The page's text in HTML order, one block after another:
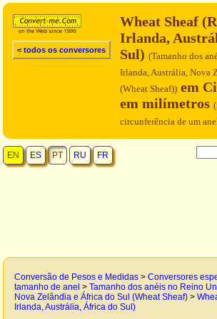
< todos os conversores
Wheat Sheaf
Irlanda,
Sul) (Tamanho dos
Irlanda, Austrália, Nova
(Wheat Sheaf)) em
em milímetros
circunferência de um
EN ES PT RU FR
Conversão de Pesos e Medidas > Conversores
tamanho de anel > Tamanho dos anéis no Reino
Nova Zelândia e África do Sul (Wheat Sheaf) >
Irlanda, Austrália, África do Sul)